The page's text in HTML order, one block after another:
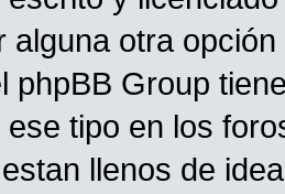
alguna otra
phpBB Group
tipo en los
llenos de